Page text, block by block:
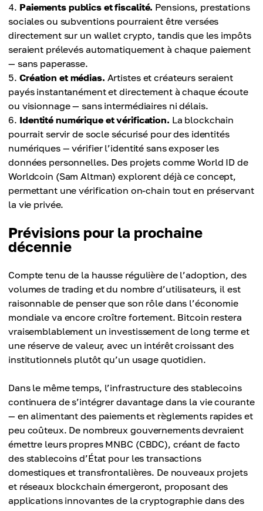
Paiements publics et fiscalité. Pensions, prestations
sociales ou subventions pourraient être versées
directement sur un wallet crypto, tandis que les impôts
seraient prélevés automatiquement à chaque paiement
— sans paperasse.
Création et médias. Artistes et créateurs seraient
payés instantanément et directement à chaque écoute
ou visionnage — sans intermédiaires ni délais.
Identité numérique et vérification. La blockchain
pourrait servir de socle sécurisé pour des identités
numériques — vérifier l’identité sans exposer les
données personnelles. Des projets comme World ID de
Worldcoin (Sam Altman) explorent déjà ce concept,
permettant une vérification on-chain tout en préservant
la vie privée.
Prévisions pour la prochaine
décennie
Compte tenu de la hausse régulière de l’adoption, des
volumes de trading et du nombre d’utilisateurs, il est
raisonnable de penser que son rôle dans l’économie
mondiale va encore croître fortement. Bitcoin restera
vraisemblablement un investissement de long terme et
une réserve de valeur, avec un intérêt croissant des
institutionnels plutôt qu’un usage quotidien.
Dans le même temps, l’infrastructure des stablecoins
continuera de s’intégrer davantage dans la vie courante
— en alimentant des paiements et règlements rapides et
peu coûteux. De nombreux gouvernements devraient
émettre leurs propres MNBC (CBDC), créant de facto
des stablecoins d’État pour les transactions
domestiques et transfrontalières. De nouveaux projets
et réseaux blockchain émergeront, proposant des
applications innovantes de la cryptographie dans des